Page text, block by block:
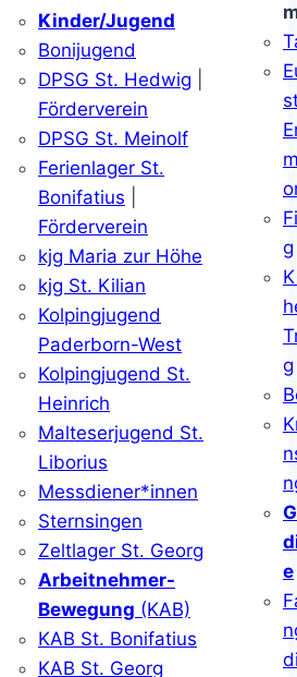
Kinder/Jugend
Bonijugend
DPSG St. Hedwig
Förderverein
DPSG St. Meinolf
Ferienlager St.
Bonifatius
Förderverein
kjg Maria zur Höhe
kjg St. Kilian
Kolpingjugend
Paderborn-West
Kolpingjugend St.
Heinrich
Malteserjugend St.
Liborius
Messdiener*innen
Sternsingen
Zeltlager St. Georg
Arbeitnehmer-
Bewegung (KAB)
KAB St. Bonifatius
KAB St. Georg
g
g
e